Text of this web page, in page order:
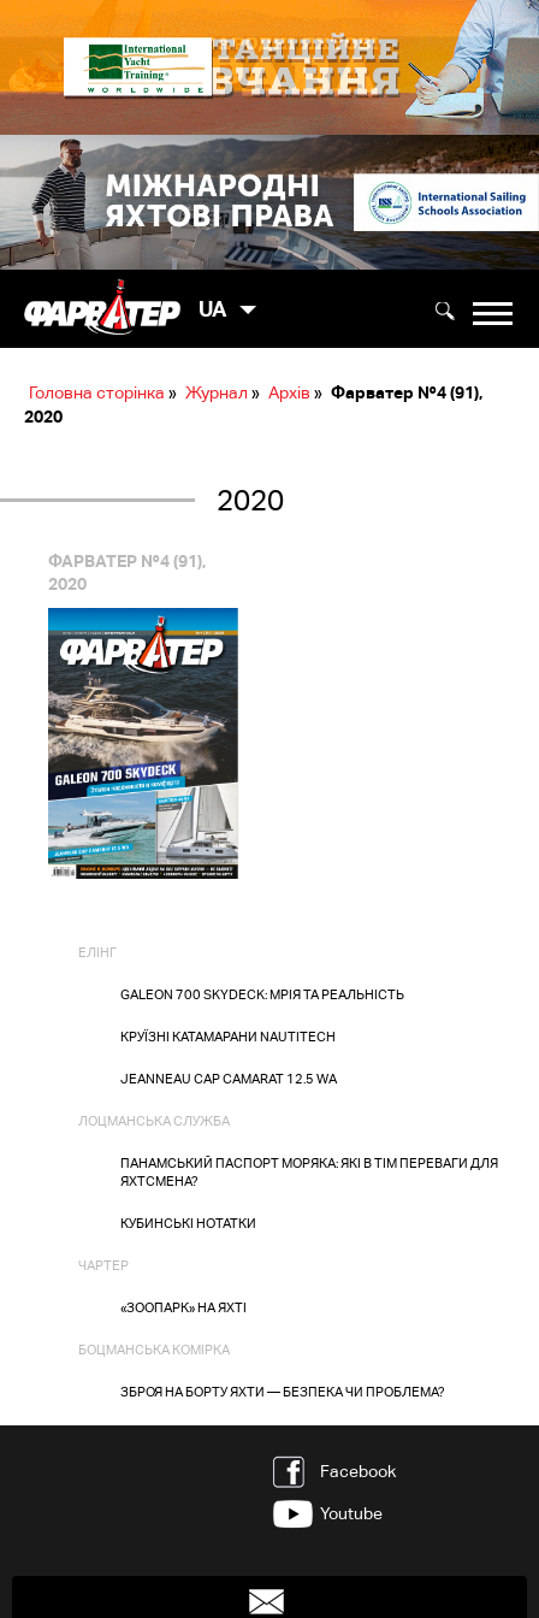
UA
Головна сторінка » Журнал » Архів » Фарватер №4 (91),
2020
2020
ФАРВАТЕР №4 (91),
2020
ЕЛІНГ
GALEON 700 SKYDECK: МРІЯ ТА РЕАЛЬНІСТЬ
КРУЇЗНІ КАТАМАРАНИ NAUTITECH
JEANNEAU CAP CAMARAT 12.5 WA
ЛОЦМАНСЬКА СЛУЖБА
ПАНАМСЬКИЙ ПАСПОРТ МОРЯКА: ЯКІ В ТІМ ПЕРЕВАГИ ДЛЯ
ЯХТСМЕНА?
КУБИНСЬКІ НОТАТКИ
ЧАРТЕР
«ЗООПАРК» НА ЯХТІ
БОЦМАНСЬКА КОМІРКА
ЗБРОЯ НА БОРТУ ЯХТИ — БЕЗПЕКА ЧИ ПРОБЛЕМА?
Facebook
Youtube